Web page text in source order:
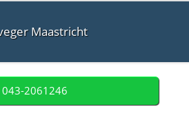
Maastricht
043-2061246